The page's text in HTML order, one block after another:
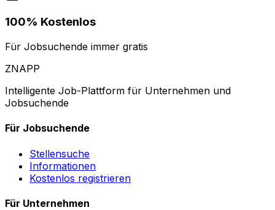
100% Kostenlos
Für Jobsuchende immer gratis
ZNAPP
Intelligente Job-Plattform für Unternehmen und
Jobsuchende
Für Jobsuchende
Stellensuche
Informationen
Kostenlos registrieren
Für Unternehmen